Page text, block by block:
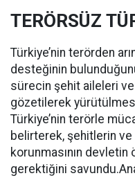
TERÖRSÜZ
Türkiye’nin terörden
desteğinin
sürecin şehit aileleri
gözetilerek
Türkiye’nin terörle
belirterek, şehitlerin ve
korunmasının devletin
gerektiğini